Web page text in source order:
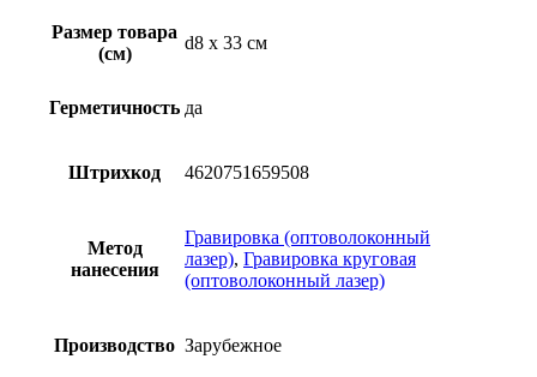
Размер товара
(см)
d8 х 33 см
Герметичность да
Штрихкод 4620751659508
Метод
нанесения
Гравировка (оптоволоконный
лазер), Гравировка круговая
(оптоволоконный лазер)
Производство Зарубежное